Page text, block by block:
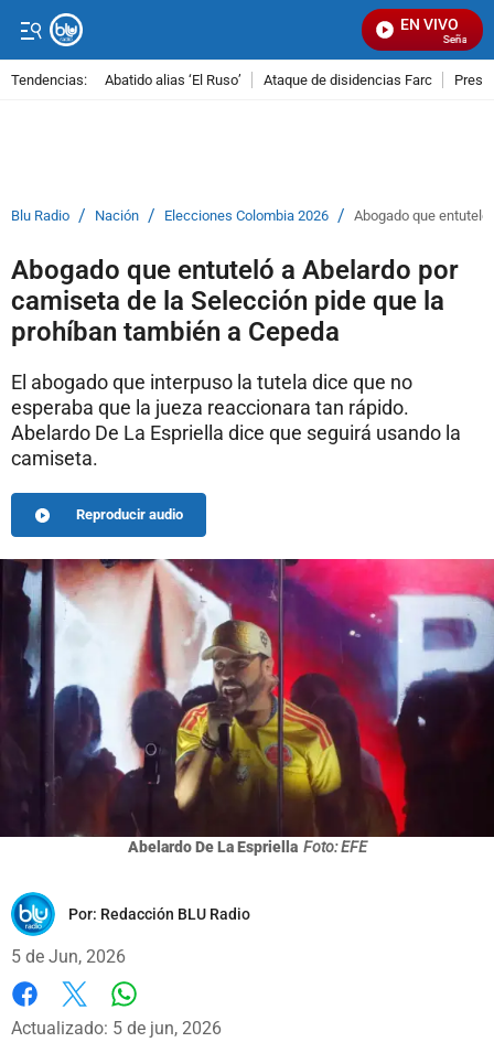
EN VIVO
Señal
Tendencias: Abatido alias ‘El Ruso’ Ataque de disidencias Farc
Blu Radio / Nación / Elecciones Colombia 2026 / Abogado que
Abogado que entuteló a Abelardo por
camiseta de la Selección pide que la
prohíban también a Cepeda
El abogado que interpuso la tutela dice que no
esperaba que la jueza reaccionara tan rápido.
Abelardo De La Espriella dice que seguirá usando la
camiseta.
Reproducir audio
Abelardo De La Espriella Foto: EFE
Por: Redacción BLU Radio
5 de Jun, 2026
Facebook
X
Actualizado: 5 de jun, 2026